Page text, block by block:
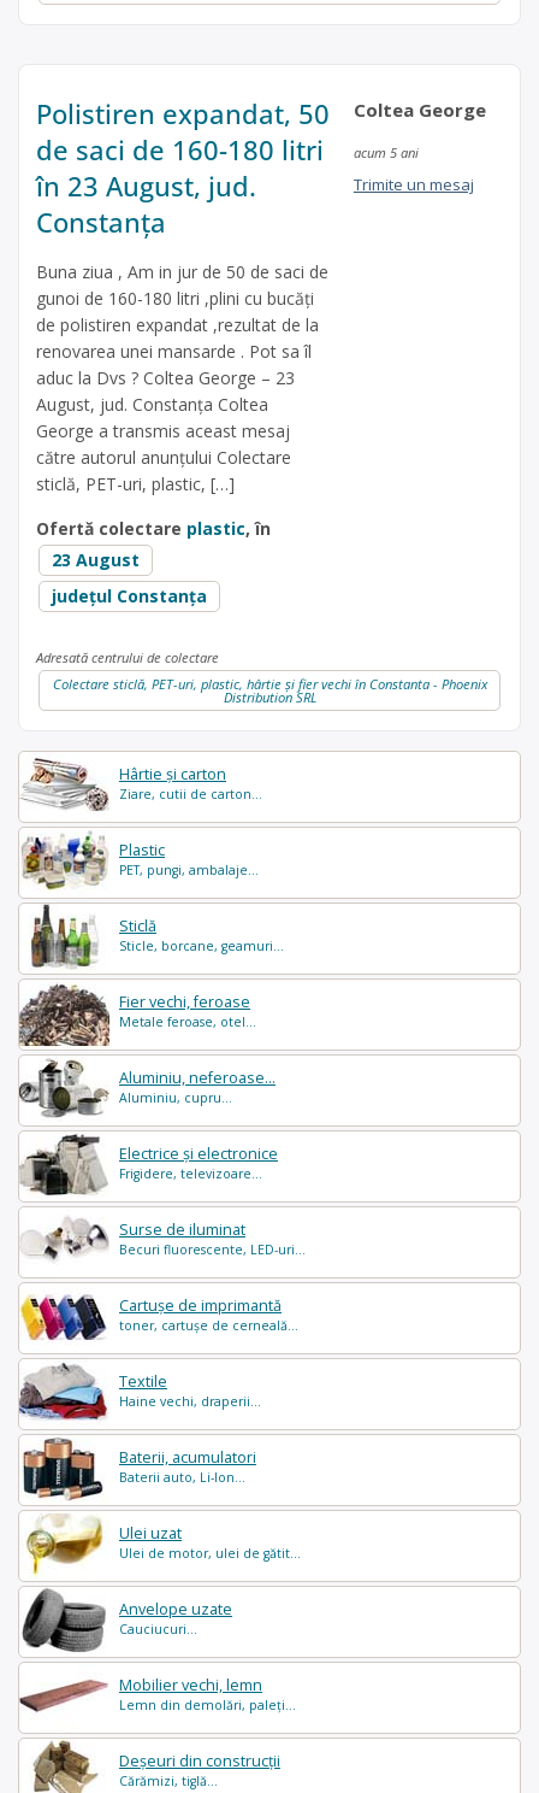
Hârtie și carton
Ziare, cutii de carton...
Plastic
PET, pungi, ambalaje...
Sticlă
Sticle, borcane, geamuri...
Fier vechi, feroase
Metale feroase, otel...
Aluminiu, neferoase...
Aluminiu, cupru...
Electrice și electronice
Frigidere, televizoare...
Surse de iluminat
Becuri fluorescente, LED-uri...
Cartușe de imprimantă
toner, cartușe de cerneală...
Textile
Haine vechi, draperii...
Baterii, acumulatori
Baterii auto, Li-Ion...
Ulei uzat
Ulei de motor, ulei de gătit...
Anvelope uzate
Cauciucuri...
Mobilier vechi, lemn
Lemn din demolări, paleți...
Deșeuri din construcții
Cărămizi, tiglă...
Polistiren expandat, 50
de saci de 160-180 litri
în 23 August, jud.
Constanța
Buna ziua , Am in jur de 50 de saci de
gunoi de 160-180 litri ,plini cu bucăți
de polistiren expandat ,rezultat de la
renovarea unei mansarde . Pot sa îl
aduc la Dvs ? Coltea George – 23
August, jud. Constanța Coltea
George a transmis aceast mesaj
către autorul anunțului Colectare
sticlă, PET-uri, plastic, […]
Ofertă colectare plastic, în
23 August
județul Constanța
Coltea George
acum 5 ani
Trimite un mesaj
Adresată centrului de colectare
Colectare sticlă, PET-uri, plastic, hârtie și fier vechi în Constanta - Phoenix
Distribution SRL